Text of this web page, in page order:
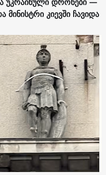
მინისტრი კიევში ჩავიდა